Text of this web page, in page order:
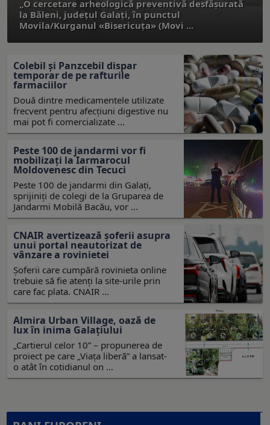
„O cercetare arheologică preventivă desfășurată
la Băleni, județul Galați, în punctul
Movila/Kurganul «Bisericuța» (Movi ...
Colebil și Panzcebil dispar
temporar de pe rafturile
farmaciilor
Două dintre medicamentele utilizate
frecvent pentru afecțiuni digestive nu
mai pot fi comercializate ...
Peste 100 de jandarmi vor fi
mobilizați la Iarmarocul
Moldovenesc din Tecuci
Peste 100 de jandarmi din Galați,
sprijiniți de colegi de la Gruparea de
Jandarmi Mobilă Bacău, vor ...
CNAIR avertizează șoferii asupra
unui portal neautorizat de
vânzare a rovinietei
Șoferii care cumpără rovinieta online
trebuie să fie atenți la site-urile prin
care fac plata. CNAIR ...
Almira Urban Village, oază de
lux în inima Galațiului
„Cartierul celor 10” – propunerea de
proiect pe care „Viața liberă” a lansat-
o atât în cotidianul on ...